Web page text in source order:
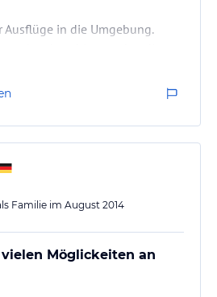
in die Umgebung.
wach und huschen in den
Gebäuden und noch dazu
nicht vermeiden, stört auch
und wir werden
wenn sich die Gelegenheit
Familie im August 2014
Möglickeiten an